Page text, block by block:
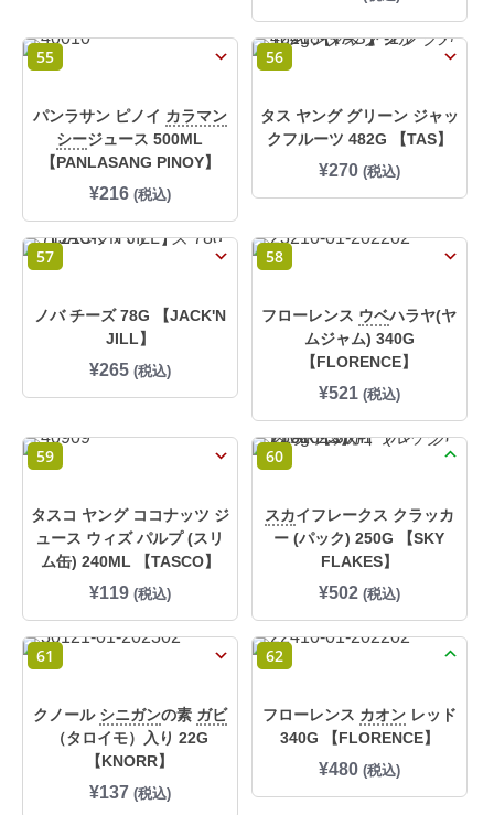
55
パンラサン ピノイ カラマン
シージュース 500ML
【PANLASANG PINOY】
¥216 (税込)
56
タス ヤング グリーン ジャッ
クフルーツ 482G 【TAS】
¥270 (税込)
57
ノバ チーズ 78G 【JACK'N
JILL】
¥265 (税込)
58
フローレンス ウベハラヤ(ヤ
ムジャム) 340G
【FLORENCE】
¥521 (税込)
59
タスコ ヤング ココナッツ ジ
ュース ウィズ パルプ (スリ
ム缶) 240ML 【TASCO】
¥119 (税込)
60
スカイフレークス クラッカ
ー (パック) 250G 【SKY
FLAKES】
¥502 (税込)
61
クノール シニガンの素 ガビ
（タロイモ）入り 22G
【KNORR】
¥137 (税込)
62
フローレンス カオンレッド
340G 【FLORENCE】
¥480 (税込)